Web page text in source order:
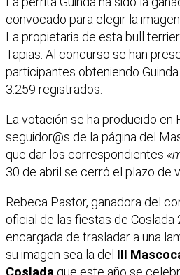
convocado para elegir la
La propietaria de esta bull
Tapias. Al concurso se han
participantes obteniendo
3.259 registrados.
La votación se ha producido en
seguidor@s de la página del
que dar los correspondientes
30 de abril se cerró el plazo de
Rebeca Pastor, ganadora del
oficial de las fiestas de Coslada
encargada de trasladar a una
su imagen sea la del III
Coslada que este año se